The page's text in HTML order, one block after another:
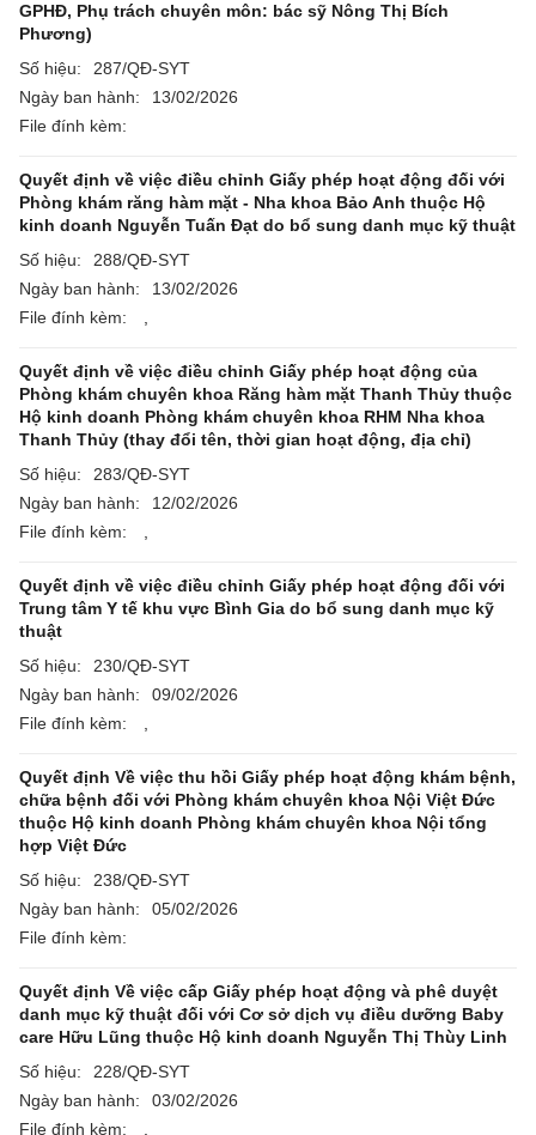
GPHĐ, Phụ trách chuyên môn: bác sỹ Nông Thị Bích
Phương)
Số hiệu:
287/QĐ-SYT
Ngày ban hành:
13/02/2026
File đính kèm:
Quyết định về việc điều chỉnh Giấy phép hoạt động đối với
Phòng khám răng hàm mặt - Nha khoa Bảo Anh thuộc Hộ
kinh doanh Nguyễn Tuấn Đạt do bổ sung danh mục kỹ thuật
Số hiệu:
288/QĐ-SYT
Ngày ban hành:
13/02/2026
File đính kèm:
Quyết định về việc điều chỉnh Giấy phép hoạt động của
Phòng khám chuyên khoa Răng hàm mặt Thanh Thủy thuộc
Hộ kinh doanh Phòng khám chuyên khoa RHM Nha khoa
Thanh Thủy (thay đổi tên, thời gian hoạt động, địa chỉ)
Số hiệu:
283/QĐ-SYT
Ngày ban hành:
12/02/2026
File đính kèm:
Quyết định về việc điều chỉnh Giấy phép hoạt động đối với
Trung tâm Y tế khu vực Bình Gia do bổ sung danh mục kỹ
thuật
Số hiệu:
230/QĐ-SYT
Ngày ban hành:
09/02/2026
File đính kèm:
Quyết định Về việc thu hồi Giấy phép hoạt động khám bệnh,
chữa bệnh đối với Phòng khám chuyên khoa Nội Việt Đức
thuộc Hộ kinh doanh Phòng khám chuyên khoa Nội tổng
hợp Việt Đức
Số hiệu:
238/QĐ-SYT
Ngày ban hành:
05/02/2026
File đính kèm:
Quyết định Về việc cấp Giấy phép hoạt động và phê duyệt
danh mục kỹ thuật đối với Cơ sở dịch vụ điều dưỡng Baby
care Hữu Lũng thuộc Hộ kinh doanh Nguyễn Thị Thùy Linh
Số hiệu:
228/QĐ-SYT
Ngày ban hành:
03/02/2026
File đính kèm: